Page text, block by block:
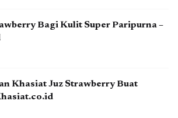
Bagi Kulit Super Paripurna –
Khasiat Juz Strawberry Buat